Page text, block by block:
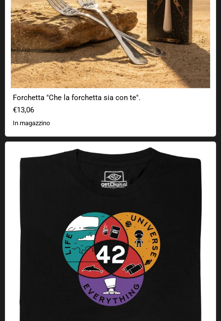
Forchetta "Che la forchetta sia con te".
€13,06
In magazzino
42 Vita Universo Tutto